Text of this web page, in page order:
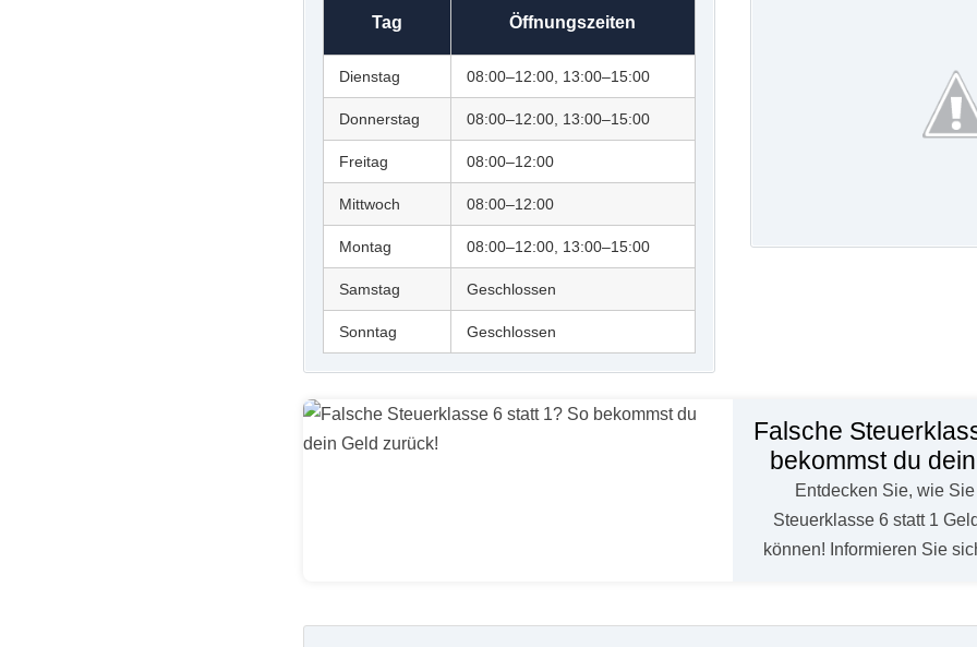
Tag Öffnungszeiten
Dienstag 08:00–12:00, 13:00–15:00
Donnerstag 08:00–12:00, 13:00–15:00
Freitag 08:00–12:00
Mittwoch 08:00–12:00
Montag 08:00–12:00, 13:00–15:00
Samstag Geschlossen
Sonntag Geschlossen
Falsche
bekommst du
Entdecken Sie, wie
Steuerklasse 6 statt 1
können! Informieren Sie